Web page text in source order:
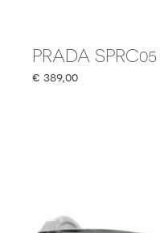
PRADA SPRC05
€ 389,00